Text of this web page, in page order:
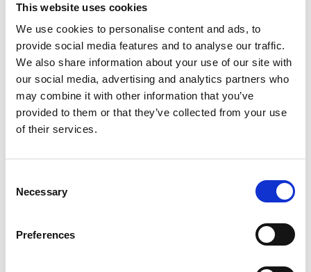
This website uses cookies
We use cookies to personalise content and ads, to
provide social media features and to analyse our traffic.
We also share information about your use of our site with
our social media, advertising and analytics partners who
may combine it with other information that you’ve
provided to them or that they’ve collected from your use
of their services.
Selection
Necessary
Preferences
2 Μαρτίου, 2023 Ανακοινώσεις
Share:
Το Συμβούλιο Ιατρικού Σώματος του Παγκύπριου Ιατρικού
Συλλόγου συγχαίρει θερμά τη νέα Υπουργό Υγείας, κα Πόπη Κανάρη
για το διορισμό της.
εύχεται στην κα Κανάρη μια παραγωγική θητεία και προσβλέπει σε
μια στενή και αρμονική συνεργασία με την ίδια και την ομάδα της.
Ο ΠΙΣ, ως ο ανώτατος θεσμικός φορέας της ιατρικής κοινότητας
της Κύπρου και ως δια νόμου σύμβουλος της Πολιτείας για τα
θέματα της δημόσιας υγείας, εκφράζει, την ισχυρή του βούληση
επιστημονικά τεκμηριωμένη αντιμετώπιση των ζητημάτων του